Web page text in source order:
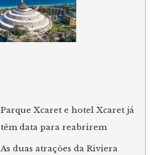
Parque Xcaret e hotel Xcaret já
têm data para reabrirem
As duas atrações da Riviera